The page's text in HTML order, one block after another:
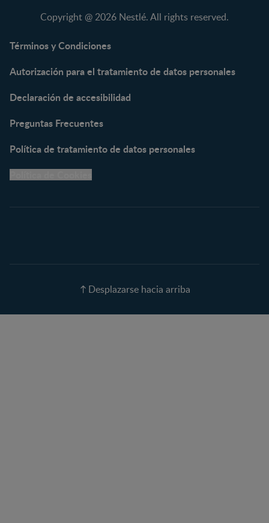
NAN® Optipro® 3
NAN® Supreme 3
NESTUM®
NESCARE®
Herramientas
Calculadora de color de
Copyright @ 2026 Nestlé. All rights reserved.
Términos y Condiciones
Autorización para el tratamiento de datos personales
Declaración de accesibilidad
Preguntas Frecuentes
Política de tratamiento de datos personales
Desplazarse hacia arriba